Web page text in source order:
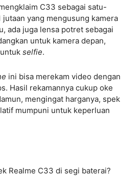
C33 sebagai satu-
jutaan yang mengusung kamera
ada juga lensa potret sebagai
untuk kamera depan,
selfie.
ini bisa merekam video dengan
Hasil rekamannya cukup oke
mengingat harganya, spek
mumpuni untuk keperluan
Realme C33 di segi baterai?